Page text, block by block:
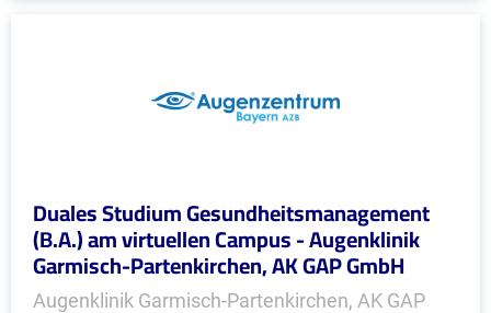
Duales Studium Gesundheitsmanagement
(B.A.) am virtuellen Campus - Augenklinik
Garmisch-Partenkirchen, AK GAP GmbH
Augenklinik Garmisch-Partenkirchen, AK GAP